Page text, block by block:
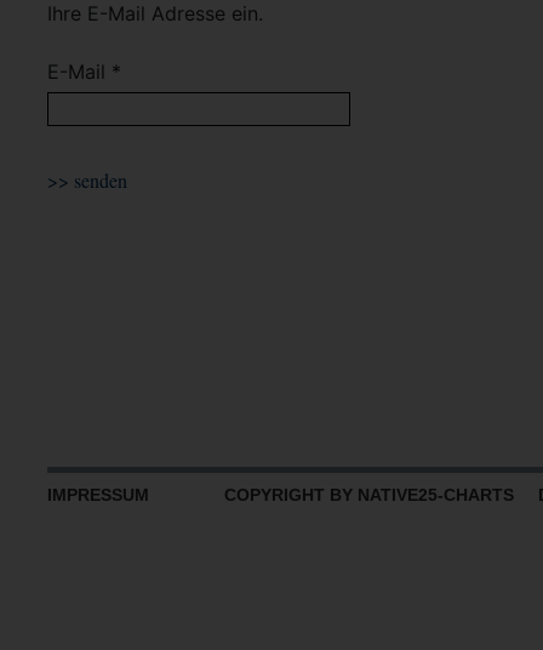
Ihre E-Mail Adresse ein.
E-Mail *
IMPRESSUM COPYRIGHT BY NATIVE25-CHARTS